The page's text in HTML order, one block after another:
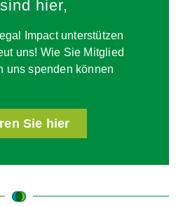
hier,
Impact unterstützen
uns! Wie Sie Mitglied
uns spenden können
Sie hier